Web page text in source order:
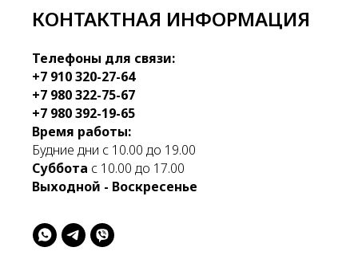
КОНТАКТНАЯ ИНФОРМАЦИЯ
Телефоны для связи:
+7 910 320-27-64
+7 980 322-75-67
+7 980 392-19-65
Время работы:
Будние дни с 10.00 до 19.00
Суббота с 10.00 до 17.00
Выходной - Воскресенье